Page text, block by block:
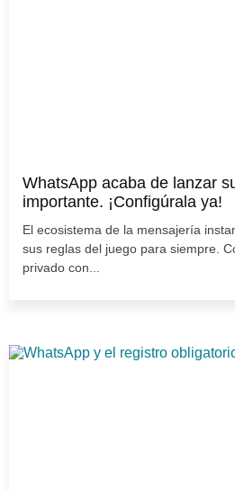
WhatsApp acaba de lanzar
importante. ¡Configúrala ya!
El ecosistema de la mensajería
sus reglas del juego para siempre.
privado con...